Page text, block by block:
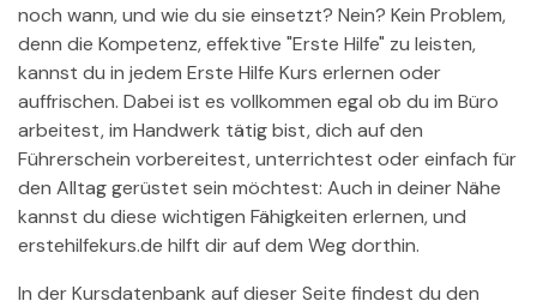
noch wann, und wie du sie einsetzt? Nein? Kein Problem,
denn die Kompetenz, effektive "Erste Hilfe" zu leisten,
kannst du in jedem Erste Hilfe Kurs erlernen oder
auffrischen. Dabei ist es vollkommen egal ob du im Büro
arbeitest, im Handwerk tätig bist, dich auf den
Führerschein vorbereitest, unterrichtest oder einfach für
den Alltag gerüstet sein möchtest: Auch in deiner Nähe
kannst du diese wichtigen Fähigkeiten erlernen, und
erstehilfekurs.de hilft dir auf dem Weg dorthin.
In der Kursdatenbank auf dieser Seite findest du den